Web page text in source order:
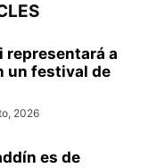
representará a
un festival de
2026
es de